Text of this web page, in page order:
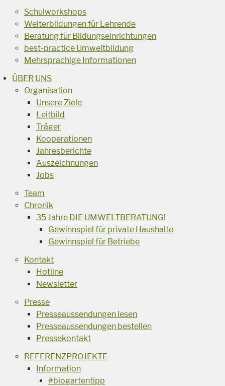
Schulworkshops
Weiterbildungen für Lehrende
Beratung für Bildungseinrichtungen
best-practice Umweltbildung
Mehrsprachige Informationen
ÜBER UNS
Organisation
Unsere Ziele
Leitbild
Träger
Kooperationen
Jahresberichte
Auszeichnungen
Jobs
Team
Chronik
35 Jahre DIE UMWELTBERATUNG!
Gewinnspiel für private Haushalte
Gewinnspiel für Betriebe
Kontakt
Hotline
Newsletter
Presse
Presseaussendungen lesen
Presseaussendungen bestellen
Pressekontakt
REFERENZPROJEKTE
Information
#biogartentipp